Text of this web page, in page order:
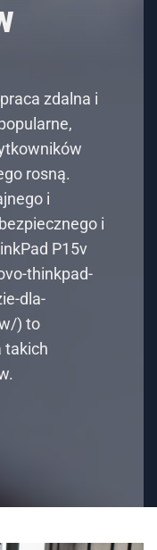
zdalna i
rosną.
i
i
P15v
thinkpad-
dla-
) to
takich